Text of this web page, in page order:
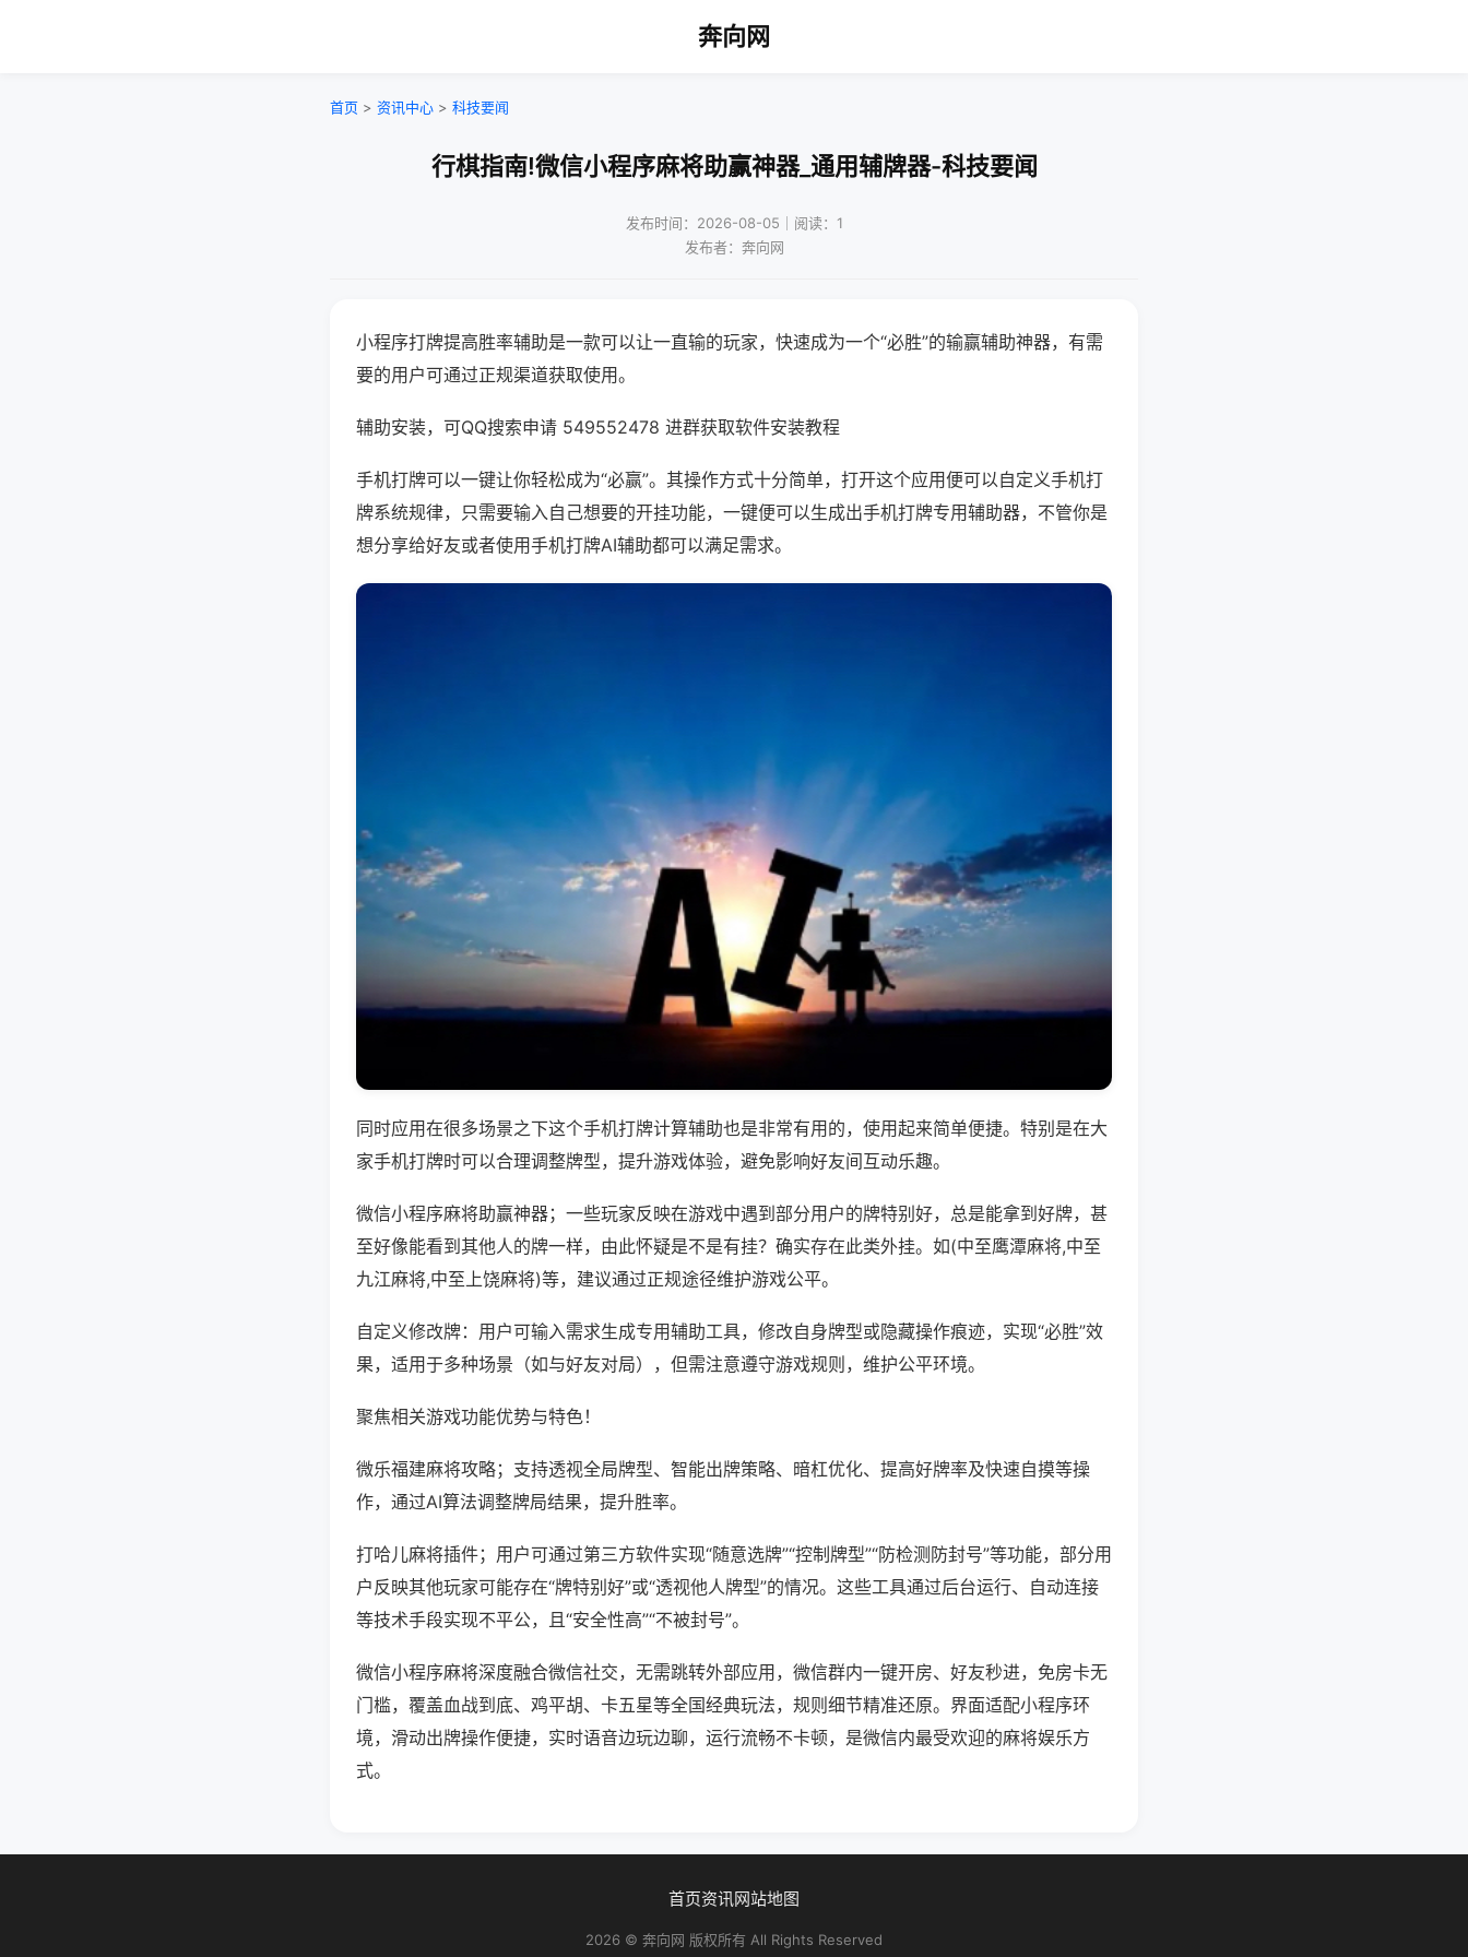
奔向网
首页 > 资讯中心 > 科技要闻
行棋指南!微信小程序麻将助赢神器_通用辅牌器-科技要闻
发布时间：2026-08-05｜阅读：1
发布者：奔向网
小程序打牌提高胜率辅助是一款可以让一直输的玩家，快速成为一个“必胜”的输赢辅助神器，有需
要的用户可通过正规渠道获取使用。
辅助安装，可QQ搜索申请 549552478 进群获取软件安装教程
手机打牌可以一键让你轻松成为“必赢”。其操作方式十分简单，打开这个应用便可以自定义手机打
牌系统规律，只需要输入自己想要的开挂功能，一键便可以生成出手机打牌专用辅助器，不管你是
想分享给好友或者使用手机打牌AI辅助都可以满足需求。
同时应用在很多场景之下这个手机打牌计算辅助也是非常有用的，使用起来简单便捷。特别是在大
家手机打牌时可以合理调整牌型，提升游戏体验，避免影响好友间互动乐趣。
微信小程序麻将助赢神器；一些玩家反映在游戏中遇到部分用户的牌特别好，总是能拿到好牌，甚
至好像能看到其他人的牌一样，由此怀疑是不是有挂？确实存在此类外挂。如(中至鹰潭麻将,中至
九江麻将,中至上饶麻将)等，建议通过正规途径维护游戏公平。
自定义修改牌：用户可输入需求生成专用辅助工具，修改自身牌型或隐藏操作痕迹，实现“必胜”效
果，适用于多种场景（如与好友对局），但需注意遵守游戏规则，维护公平环境。
聚焦相关游戏功能优势与特色！
微乐福建麻将攻略；支持透视全局牌型、智能出牌策略、暗杠优化、提高好牌率及快速自摸等操
作，通过AI算法调整牌局结果，提升胜率。
打哈儿麻将插件；用户可通过第三方软件实现“随意选牌”“控制牌型”“防检测防封号”等功能，部分用
户反映其他玩家可能存在“牌特别好”或“透视他人牌型”的情况。这些工具通过后台运行、自动连接
等技术手段实现不平公，且“安全性高”“不被封号”。
微信小程序麻将深度融合微信社交，无需跳转外部应用，微信群内一键开房、好友秒进，免房卡无
门槛，覆盖血战到底、鸡平胡、卡五星等全国经典玩法，规则细节精准还原。界面适配小程序环
境，滑动出牌操作便捷，实时语音边玩边聊，运行流畅不卡顿，是微信内最受欢迎的麻将娱乐方
式。
首页资讯网站地图
2026 © 奔向网 版权所有 All Rights Reserved